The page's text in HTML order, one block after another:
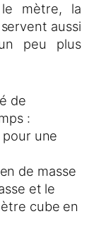
mètre, la
aussi
peu plus
de
:
une
de masse
et le
cube en